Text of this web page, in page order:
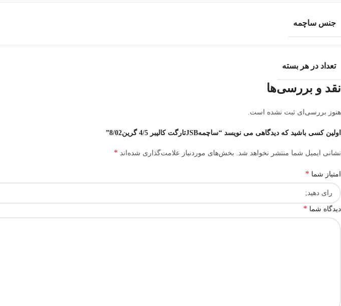
جنس ساچمه
تعداد در هر بسته
نقد و بررسی‌ها
هنوز بررسی‌ای ثبت نشده است.
اولین کسی باشید که دیدگاهی می نویسد “ساچمهJSBتارگت کالیبر 4/5 گرین8/02”
نشانی ایمیل شما منتشر نخواهد شد. بخش‌های موردنیاز علامت‌گذاری شده‌اند *
امتیاز شما *
دیدگاه شما *